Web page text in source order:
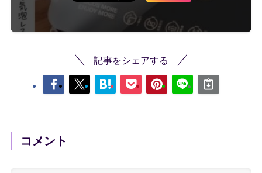
記事をシェアする
コメント